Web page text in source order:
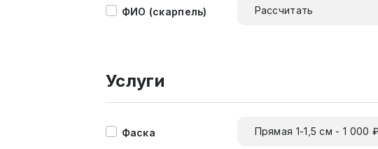
ФИО (скарпель) Рассчитать
Услуги
Фаска Прямая 1-1,5 см - 1 000